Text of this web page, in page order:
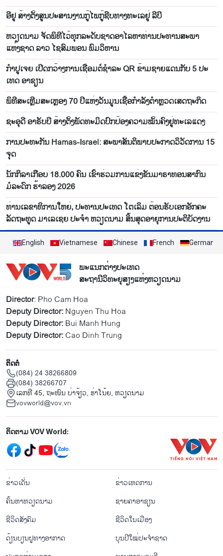
ອີ​ຢູ ສ້າງ​ຕັ້ງ​ສູນ​ປະ​ສານ​ງານ​ກູ້​ໄພ​ກູ້​ຊີບ​ທາງ​ທະ​ເລ​ຢູ່ ລີ​ບີ
ຫວຽດນາມ ຈັດພິທີໄວ້ທຸກລະດັບຊາດອາໄລຫາທ່ານປະທານສະພາ
ແຫ່ງຊາດ ລາວ ໄຊສົມພອນ ພົມວິຫານ
ກຳ​ປູ​ເຈຍ ​ເປີດກວ້າງ​ການ​ເຊື່ອມ​ຕໍ່​ຊຳ​ລະ QR ຂ້າມ​ຊາຍ​ແດນ​ກັບ 5 ປະ​
ເທດ ອາ​ຊຽນ
ພິທີສະເຫຼີມສະເຫຼອງ 70 ປີແຫ່ງວັນມູນເຊື້ອກຳລັງຕຳຫຼວດເສດຖະກິດ
ຊະອຸດີ ອາຣັບບີ ສ້າງຕັ້ງພັດທະມິດປົກປ້ອງຄວາມໝັ້ນຄົງຢູ່ທະເລແດງ
ການ​ປະ​ທະ​ກັນ Hamas-Israel: ສະ​ພາ​ສັນ​ຕິ​ພາບ​ປະ​ກາດ​ວິ​ວັດ​ການ 15
ຈຸດ
ນັກກິລາເກືອບ 18.000 ຄົນ ເຂົ້າຮ່ວມການແຂ່ງຂັນມາຣາທອນສາກົນ
ມໍລະດົກ ຮ້າລອງ 2026
ທ່ານເລຂາທິການໃຫຍ່, ປະທານປະເທດ ໂຕເລິມ ຕ້ອນຮັບເອກອັກຄະ
ລັດຖະທູດ ມາເລເຊຍ ປະຈຳ ຫວຽດນາມ ສິ້ນສຸດອາຍຸການປະຕິບັດງານ
English Vietnamese Chinese French German
ພະແນກຕ່າງປະເທດ
ສະຖານີວິທະຍຸສຽງແຫ່ງຫວຽດນາມ
Director: Pho Cam Hoa
Deputy Director:Nguyen Thu Hoa
Deputy Director:Bui Manh Hung
Deputy Director:Cao Dinh Trung
ຕິດຕໍ່
(084) 24 38266809
(084) 38266707
ເລກທີ 45, ຖະໜົນ ບ່າ​ຈ້ຽວ, ຮ່າ​ໂນ້ຍ, ຫວຽດນາມ
vovworld@vov.vn
Mạng xã hội
ຕິດຕາມ VOV World:
menu footer tiếng Lào
ຂ່າວເດັ່ນ
ຂ່າວເຫດການ
ຄົ້ນຫາຫວຽດນາມ
ຊາຍຄາອາຊຽນ
ຊີ​ວິດ​ສັງ​ຄົມ
ຊີ​ວິດ​ໃນ​ເມືອງ
ດ້ຽນບຽນ​ຝູທາງ​ອາກາດ
ບຸນປີໃໝ່ປະຈຳຊາດ